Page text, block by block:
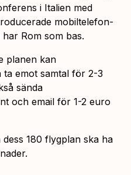
i Italien med
mobiltelefon-
Rom som bas.
planen kan
emot samtal för 2-3
sända
och email för 1-2 euro
180 flygplan ska ha